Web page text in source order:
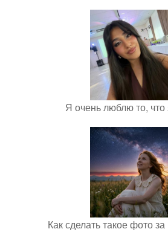
Я очень люблю то,
Как сделать такое фото